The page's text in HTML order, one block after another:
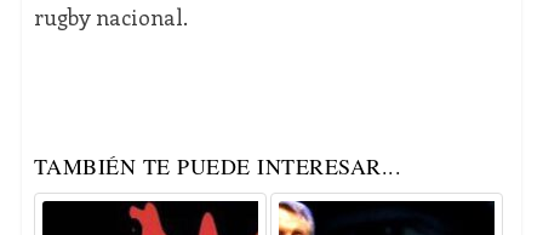
rugby nacional.
TAMBIÉN TE PUEDE INTERESAR...